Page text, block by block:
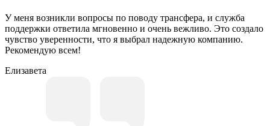
У меня возникли вопросы по поводу трансфера, и служба
поддержки ответила мгновенно и очень вежливо. Это создало
чувство уверенности, что я выбрал надежную компанию.
Рекомендую всем!
Елизавета